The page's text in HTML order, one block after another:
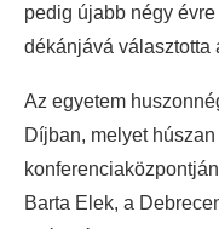
pedig újabb négy
dékánjává választotta
Az egyetem
Díjban, melyet
Barta Elek, a